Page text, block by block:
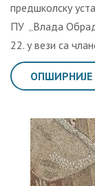
предшколску
ПУ „Влада
22. у вези са